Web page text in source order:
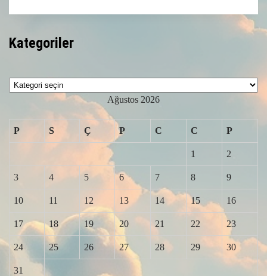
Kategoriler
Kategoriler
Ağustos 2026
P S Ç P C C P
1 2
3 4 5 6 7 8 9
10 11 12 13 14 15 16
17 18 19 20 21 22 23
24 25 26 27 28 29 30
31